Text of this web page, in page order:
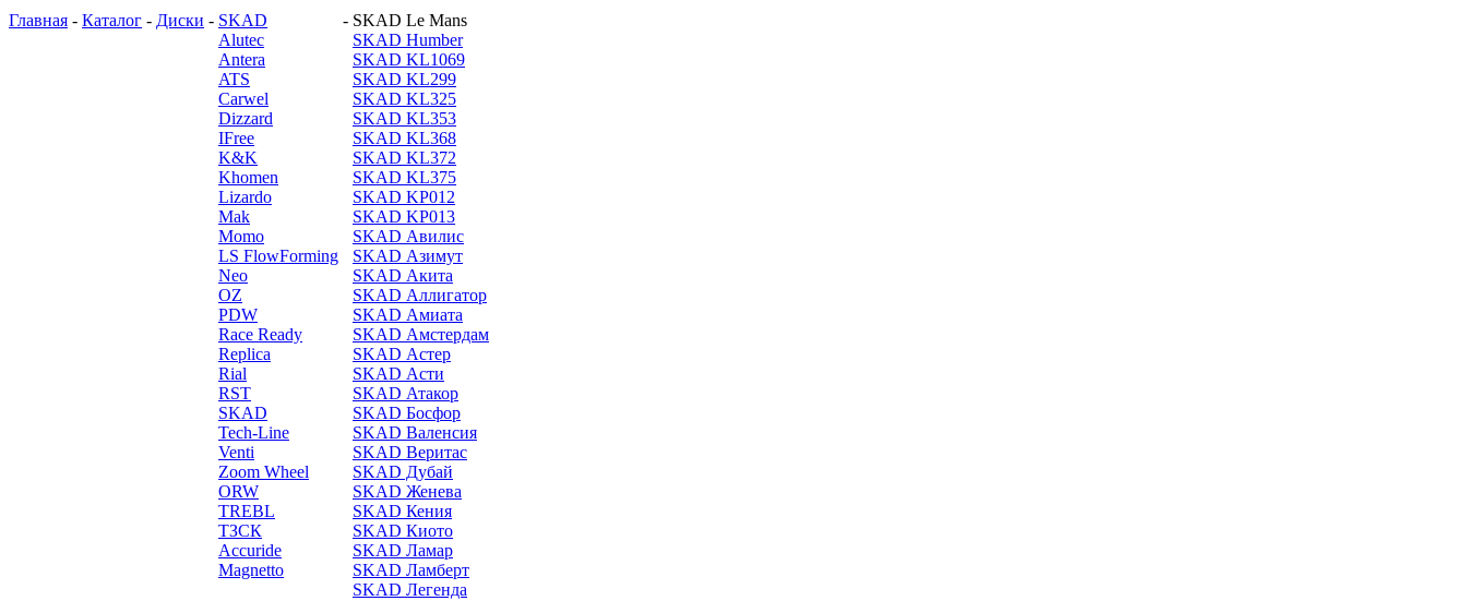
Главная - Каталог - Диски - SKAD
Alutec
Antera
ATS
Carwel
Dizzard
IFree
K&K
Khomen
Lizardo
Mak
Momo
LS FlowForming
Neo
OZ
PDW
Race Ready
Replica
Rial
RST
SKAD
Tech-Line
Venti
Zoom Wheel
ORW
TREBL
ТЗСК
Accuride
Magnetto
- SKAD Le Mans
SKAD Humber
SKAD KL1069
SKAD KL299
SKAD KL325
SKAD KL353
SKAD KL368
SKAD KL372
SKAD KL375
SKAD KP012
SKAD KP013
SKAD Авилис
SKAD Азимут
SKAD Акита
SKAD Аллигатор
SKAD Амиата
SKAD Амстердам
SKAD Астер
SKAD Асти
SKAD Атакор
SKAD Босфор
SKAD Валенсия
SKAD Веритас
SKAD Дубай
SKAD Женева
SKAD Кения
SKAD Киото
SKAD Ламар
SKAD Ламберт
SKAD Легенда